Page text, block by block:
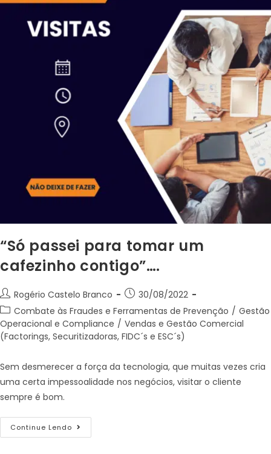
“Só passei para tomar um
cafezinho contigo”….
Rogério Castelo Branco
30/08/2022
Combate às Fraudes e Ferramentas de Prevenção / Gestão
Operacional e Compliance / Vendas e Gestão Comercial
(Factorings, Securitizadoras, FIDC´s e ESC´s)
Sem desmerecer a força da tecnologia, que muitas vezes cria
uma certa impessoalidade nos negócios, visitar o cliente
sempre é bom.
Continue Lendo